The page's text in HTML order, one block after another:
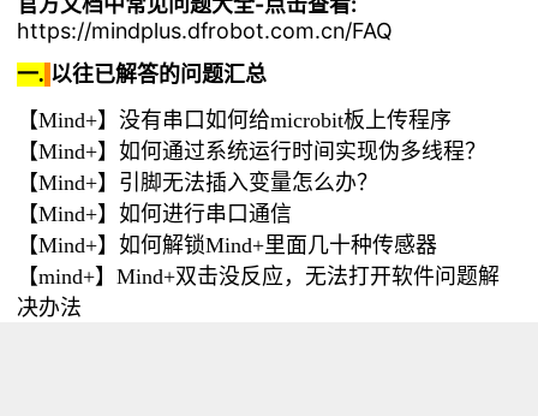
https://mindplus.dfrobot.com.cn/FAQ
一. 以往已解答的问题汇总
【Mind+】没有串口如何给microbit板上传程序
【Mind+】如何通过系统运行时间实现伪多线程？
【Mind+】引脚无法插入变量怎么办？
【Mind+】如何进行串口通信
【Mind+】如何解锁Mind+里面几十种传感器
【mind+】Mind+双击没反应，无法打开软件问题解
决办法